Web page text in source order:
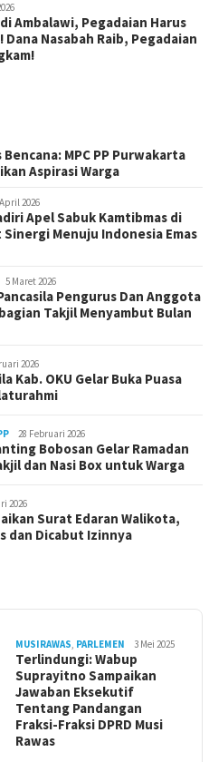
Ambalawi, Pegadaian Harus
Nasabah Raib, Pegadaian
MPC PP Purwakarta
Aspirasi Warga
2026
Apel Sabuk Kamtibmas di
Sinergi Menuju Indonesia Emas
5 Maret 2026
Pengurus Dan Anggota
Takjil Menyambut Bulan
2026
Kab. OKU Gelar Buka Puasa
28 Februari 2026
Bobosan Gelar Ramadan
dan Nasi Box untuk Warga
2026
Surat Edaran Walikota,
dan Dicabut Izinnya
MUSIRAWAS, PARLEMEN 3 Mei 2025
Terlindungi: Wabup
Suprayitno Sampaikan
Jawaban Eksekutif
Tentang Pandangan
Fraksi-Fraksi DPRD Musi
Rawas